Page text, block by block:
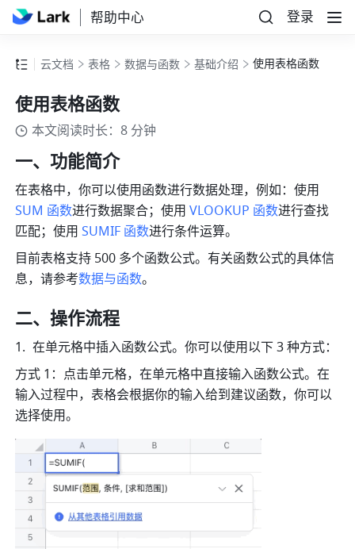
帮助中心 登录
云文档 表格 数据与函数 基础介绍 使用表格函数
使用表格函数
本文阅读时长：8 分钟
一、功能简介
SUM 函数进行数据聚合；使用 VLOOKUP 函数进行查找
匹配；使用 SUMIF 函数进行条件运算。
目前表格支持 500 多个函数公式。有关函数公式的具体信
息，请参考数据与函数。
二、操作流程
在单元格中插入函数公式。你可以使用以下 3 种方式：
方式 1：点击单元格，在单元格中直接输入函数公式。在
输入过程中，表格会根据你的输入给到建议函数，你可以
选择使用。